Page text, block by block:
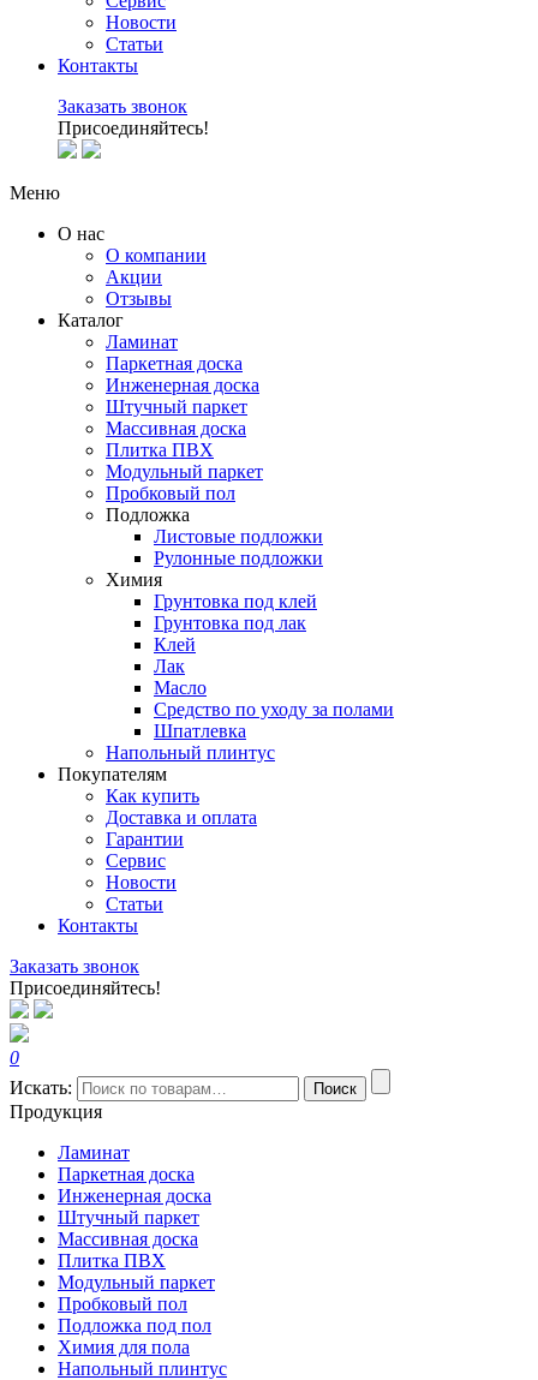
Новости
Статьи
Контакты
Заказать звонок
Присоединяйтесь!
Меню
О нас
О компании
Акции
Отзывы
Каталог
Ламинат
Паркетная доска
Инженерная доска
Штучный паркет
Массивная доска
Плитка ПВХ
Модульный паркет
Пробковый пол
Подложка
Листовые подложки
Рулонные подложки
Химия
Грунтовка под клей
Грунтовка под лак
Клей
Лак
Масло
Средство по уходу за полами
Шпатлевка
Напольный плинтус
Покупателям
Как купить
Доставка и оплата
Гарантии
Сервис
Новости
Статьи
Контакты
Заказать звонок
Присоединяйтесь!
0
Искать:
Поиск
Продукция
Ламинат
Паркетная доска
Инженерная доска
Штучный паркет
Массивная доска
Плитка ПВХ
Модульный паркет
Пробковый пол
Подложка под пол
Химия для пола
Напольный плинтус